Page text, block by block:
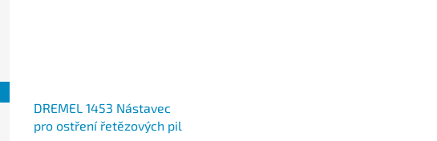
DREMEL 1453 Nástavec
pro ostření řetězových pil